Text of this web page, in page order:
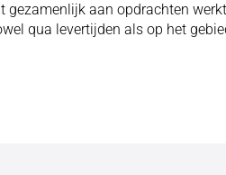
gezamenlijk aan opdrachten
qua levertijden als op het